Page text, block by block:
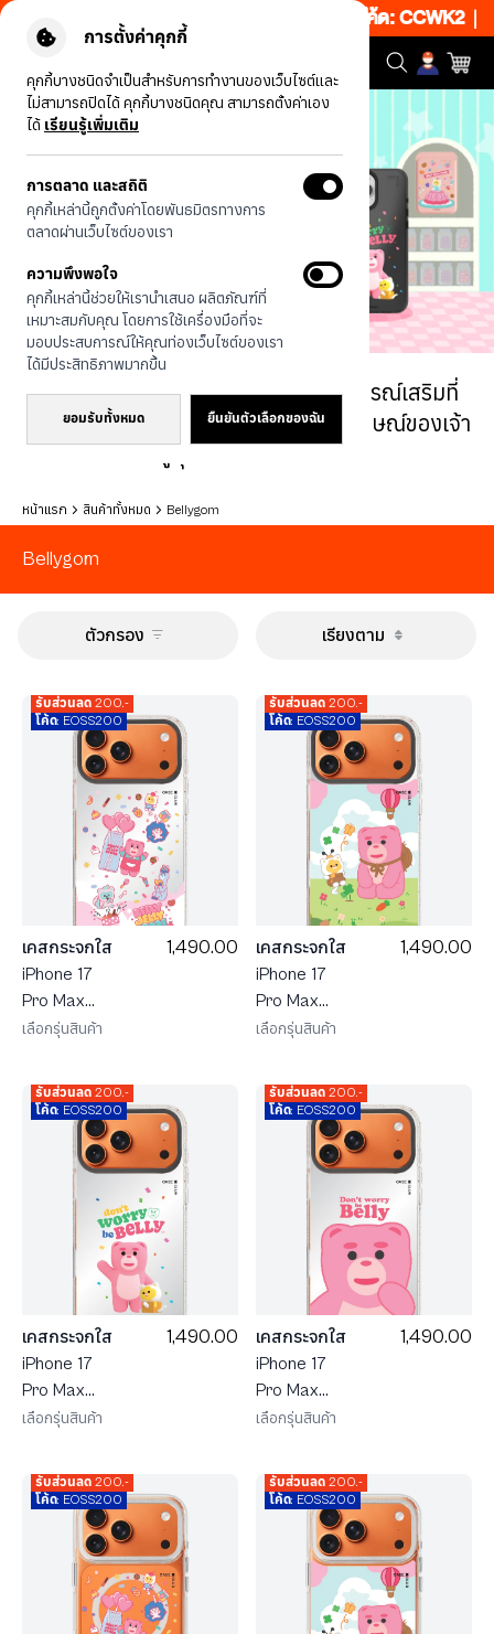
การตั้งค่าคุกกี้
คุกกี้บางชนิดจำเป็นสำหรับการทำงานของเว็บไซต์และ
ไม่สามารถปิดได้ คุกกี้บางชนิดคุณ สามารถตั้งค่าเอง
ได้ เรียนรู้เพิ่มเติม
การตลาด และสถิติ
คุกกี้เหล่านี้ถูกตั้งค่าโดยพันธมิตรทางการ
ตลาดผ่านเว็บไซต์ของเรา
ความพึงพอใจ
คุกกี้เหล่านี้ช่วยให้เรานำเสนอ ผลิตภัณฑ์ที่
เหมาะสมกับคุณ โดยการใช้เครื่องมือที่จะ
มอบประสบการณ์ให้คุณท่องเว็บไซต์ของเรา
ได้มีประสิทธิภาพมากขึ้น
ยอมรับทั้งหมด ยืนยันตัวเลือกของฉัน
50% เพียงช้อป 1 ชิ้น เริ่มคืนนี้ 20.00-23.00 โค้ด: CCWK2|ข้อ
คอลเลกชันเคสโทรศัพท์และอุปกรณ์เสริมที่
เต็มไปด้วยความน่ารักและเอกลักษณ์ของเจ้า
หมีสีชมพูสุดขี้เล่น
หน้าแรก สินค้าทั้งหมด Bellygom
Bellygom
ตัวกรอง เรียงตาม
รับส่วนลด 200.-
โค้ด: EOSS200
เคสกระจกใส
iPhone 17
Pro Max
MagSafe
Bellygom ใน
ดินแดนขนม
1,490.00
เลือกรุ่นสินค้า
รับส่วนลด 200.-
โค้ด: EOSS200
เคสกระจกใส
iPhone 17
Pro Max
MagSafe
Bellygom ใน
ฤดูใบไม้ผลิ
1,490.00
เลือกรุ่นสินค้า
รับส่วนลด 200.-
โค้ด: EOSS200
เคสกระจกใส
iPhone 17
Pro Max
MagSafe
Go-cat
Don't Worry
1,490.00
เลือกรุ่นสินค้า
รับส่วนลด 200.-
โค้ด: EOSS200
เคสกระจกใส
iPhone 17
Pro Max
MagSafe
Bellygom
Character
1,490.00
เลือกรุ่นสินค้า
รับส่วนลด 200.-
โค้ด: EOSS200
รับส่วนลด 200.-
โค้ด: EOSS200